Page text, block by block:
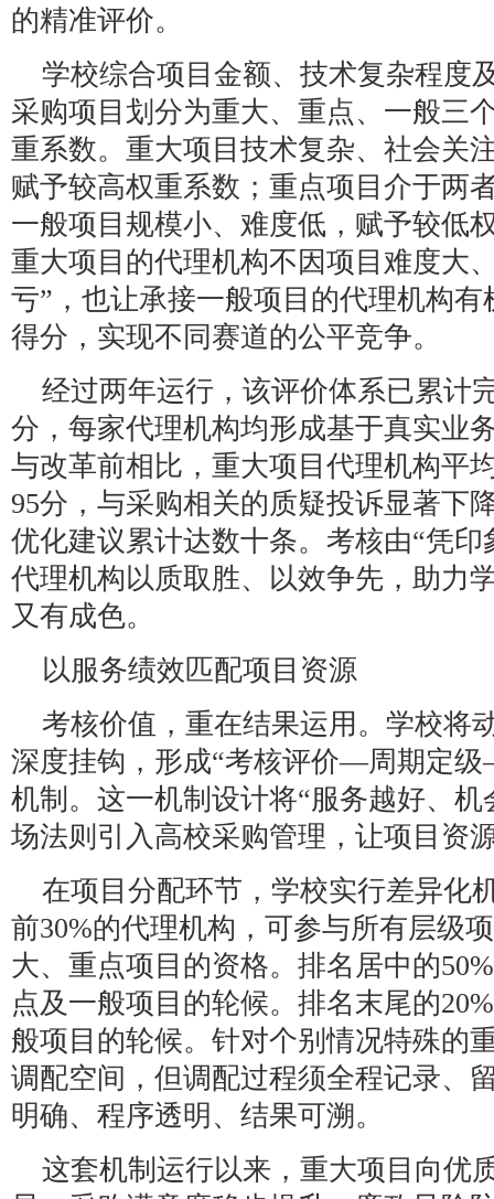
的精准评价。
学校综合项目金额、技术复杂程度
采购项目划分为重大、重点、一般三
重系数。重大项目技术复杂、社会关
赋予较高权重系数；重点项目介于两
一般项目规模小、难度低，赋予较低
重大项目的代理机构不因项目难度大
亏”，也让承接一般项目的代理机构
得分，实现不同赛道的公平竞争。
经过两年运行，该评价体系已累计
分，每家代理机构均形成基于真实业
与改革前相比，重大项目代理机构平
95分，与采购相关的质疑投诉显著下
优化建议累计达数十条。考核由“凭印
代理机构以质取胜、以效争先，助力
又有成色。
以服务绩效匹配项目资源
考核价值，重在结果运用。学校将
深度挂钩，形成“考核评价—周期定
机制。这一机制设计将“服务越好、
场法则引入高校采购管理，让项目资
在项目分配环节，学校实行差异化
前30%的代理机构，可参与所有层级
大、重点项目的资格。排名居中的
点及一般项目的轮候。排名末尾的
般项目的轮候。针对个别情况特殊的
调配空间，但调配过程须全程记录、
明确、程序透明、结果可溯。
这套机制运行以来，重大项目向优